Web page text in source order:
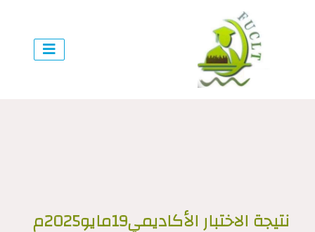
نتيجة الاختبار الأكاديمي19مايو2025م